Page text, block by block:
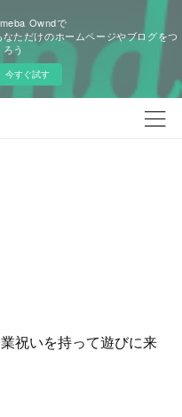
Owndで
なただけのホームページやブログをつ
ろう
今すぐ試す
祝いを持って遊びに来